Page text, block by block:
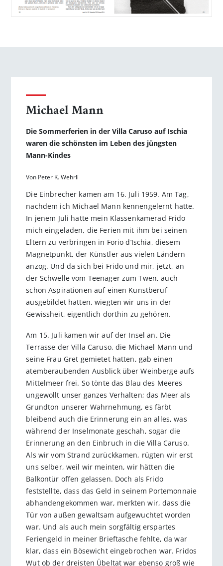
Michael Mann
Die Sommerferien in der Villa Caruso auf Ischia
waren die schönsten im Leben des jüngsten
Mann-Kindes
Von Peter K. Wehrli
Die Einbrecher kamen am 16. Juli 1959. Am Tag,
nachdem ich Michael Mann kennengelernt hatte.
In jenem Juli hatte mein Klassenkamerad Frido
mich eingeladen, die Ferien mit ihm bei seinen
Eltern zu verbringen in Forio d’Ischia, diesem
Magnetpunkt, der Künstler aus vielen Ländern
anzog. Und da sich bei Frido und mir, jetzt, an
der Schwelle vom Teenager zum Twen, auch
schon Aspirationen auf einen Kunstberuf
ausgebildet hatten, wiegten wir uns in der
Gewissheit, eigentlich dorthin zu gehören.
Am 15. Juli kamen wir auf der Insel an. Die
Terrasse der Villa Caruso, die Michael Mann und
seine Frau Gret gemietet hatten, gab einen
atemberaubenden Ausblick über Weinberge aufs
Mittelmeer frei. So tönte das Blau des Meeres
ungewollt unser ganzes Verhalten; das Meer als
Grundton unserer Wahrnehmung, es färbt
bleibend auch die Erinnerung ein an alles, was
während der Inselmonate geschah, sogar die
Erinnerung an den Einbruch in die Villa Caruso.
Als wir vom Strand zurückkamen, rügten wir erst
uns selber, weil wir meinten, wir hätten die
Balkontür offen gelassen. Doch als Frido
feststellte, dass das Geld in seinem Portemonnaie
abhandengekommen war, merkten wir, dass die
Tür von außen gewaltsam aufgewuchtet worden
war. Und als auch mein sorgfältig erspartes
Feriengeld in meiner Brieftasche fehlte, da war
klar, dass ein Bösewicht eingebrochen war. Fridos
Wut ob der dreisten Übeltat war ebenso groß wie